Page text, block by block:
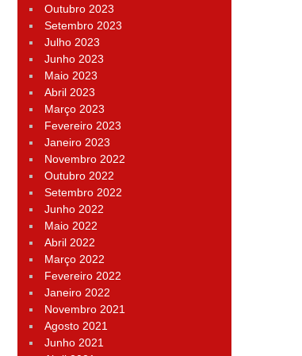
Outubro 2023
Setembro 2023
Julho 2023
Junho 2023
Maio 2023
Abril 2023
Março 2023
Fevereiro 2023
Janeiro 2023
Novembro 2022
Outubro 2022
Setembro 2022
Junho 2022
Maio 2022
Abril 2022
Março 2022
Fevereiro 2022
Janeiro 2022
Novembro 2021
Agosto 2021
Junho 2021